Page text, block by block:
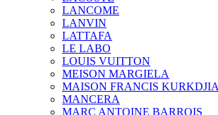
LANCOME
LANVIN
LATTAFA
LE LABO
LOUIS VUITTON
MEISON MARGIELA
MAISON FRANCIS
MANCERA
MARC ANTOINE BARROIS